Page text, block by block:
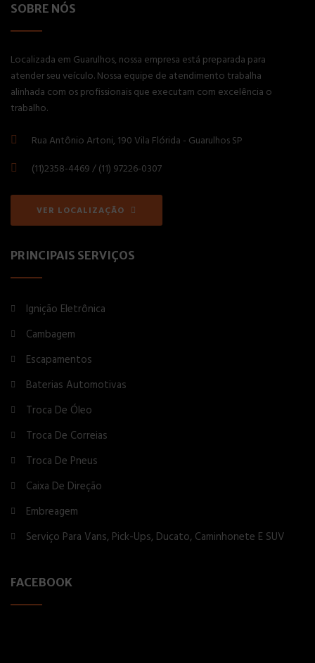
SOBRE NÓS
Localizada em Guarulhos, nossa empresa está preparada para
atender seu veículo. Nossa equipe de atendimento trabalha
alinhada com os profissionais que executam com excelência o
trabalho.
Rua Antônio Artoni, 190 Vila Flórida - Guarulhos SP
(11)2358-4469 / (11) 97226-0307
VER LOCALIZAÇÃO
PRINCIPAIS SERVIÇOS
Ignição Eletrônica
Cambagem
Escapamentos
Baterias Automotivas
Troca De Óleo
Troca De Correias
Troca De Pneus
Caixa De Direção
Embreagem
Serviço Para Vans, Pick-Ups, Ducato, Caminhonete E SUV
FACEBOOK